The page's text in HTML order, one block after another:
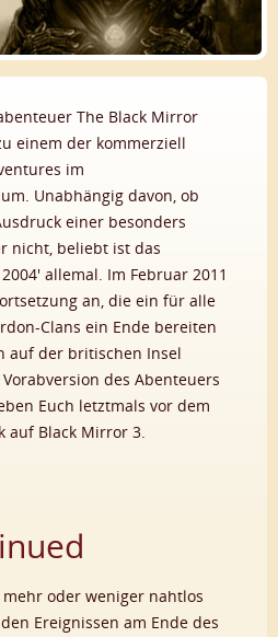
The Black Mirror
einem der kommerziell
im
Unabhängig davon, ob
einer besonders
nicht, beliebt ist das
allemal. Im Februar 2011
an, die ein für alle
Clans ein Ende bereiten
auf der britischen Insel
des Abenteuers
Euch letztmals vor dem
auf Black Mirror 3.
oder weniger nahtlos
Ereignissen am Ende des